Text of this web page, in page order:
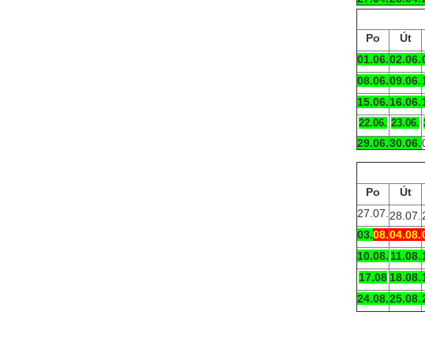
Po Út
01.06.02.06.
08.06.09.06.
15.06.16.06.
22.06. 23.06.
29.06.30.06.
Po
Út
27.07. 28.07.
03.08.04.08.
10.08. 11.08.
17.08 18.08.
24.08.25.08.